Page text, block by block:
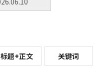
标题+正文 关键词